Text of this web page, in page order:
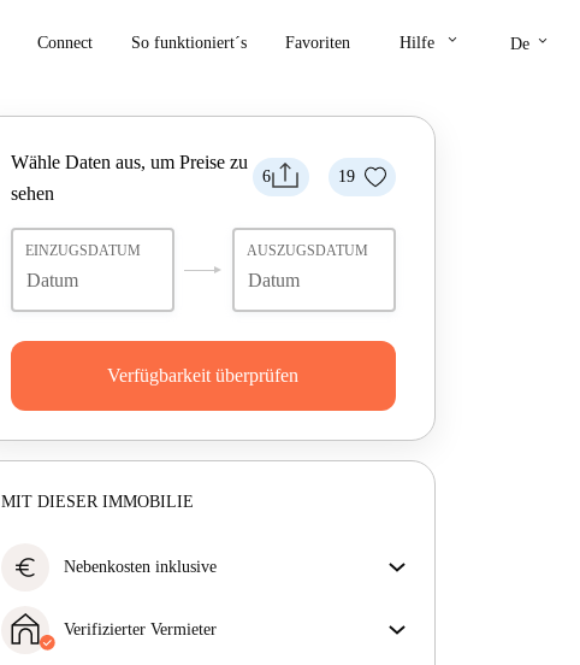
Connect So funktioniert´s Favoriten Hilfe keyboard_arrow_down De keyboard_arrow_down
6 19
Wähle Daten aus, um Preise zu
sehen
EINZUGSDATUM AUSZUGSDATUM
Verfügbarkeit überprüfen
MIT DIESER IMMOBILIE
euro Nebenkosten inklusive
– Miete und Betriebskosten in einem für ein
unkompliziertes Mietverhältnis.
Verifizierter Vermieter